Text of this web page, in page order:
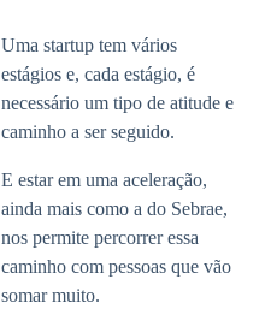
Uma startup tem vários
estágios e, cada estágio, é
necessário um tipo de atitude e
caminho a ser seguido.
E estar em uma aceleração,
ainda mais como a do Sebrae,
nos permite percorrer essa
caminho com pessoas que vão
somar muito.